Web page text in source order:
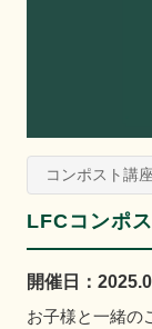
コンポスト講座
LFCコンポ
開催日：
お子様と一緒の